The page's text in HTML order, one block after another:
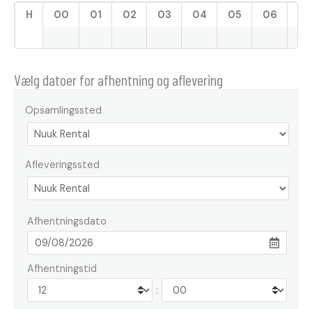
H 00 01 02 03 04 05 06
Vælg datoer for afhentning og aflevering
Opsamlingssted
Afleveringssted
Afhentningsdato
Afhentningstid
: